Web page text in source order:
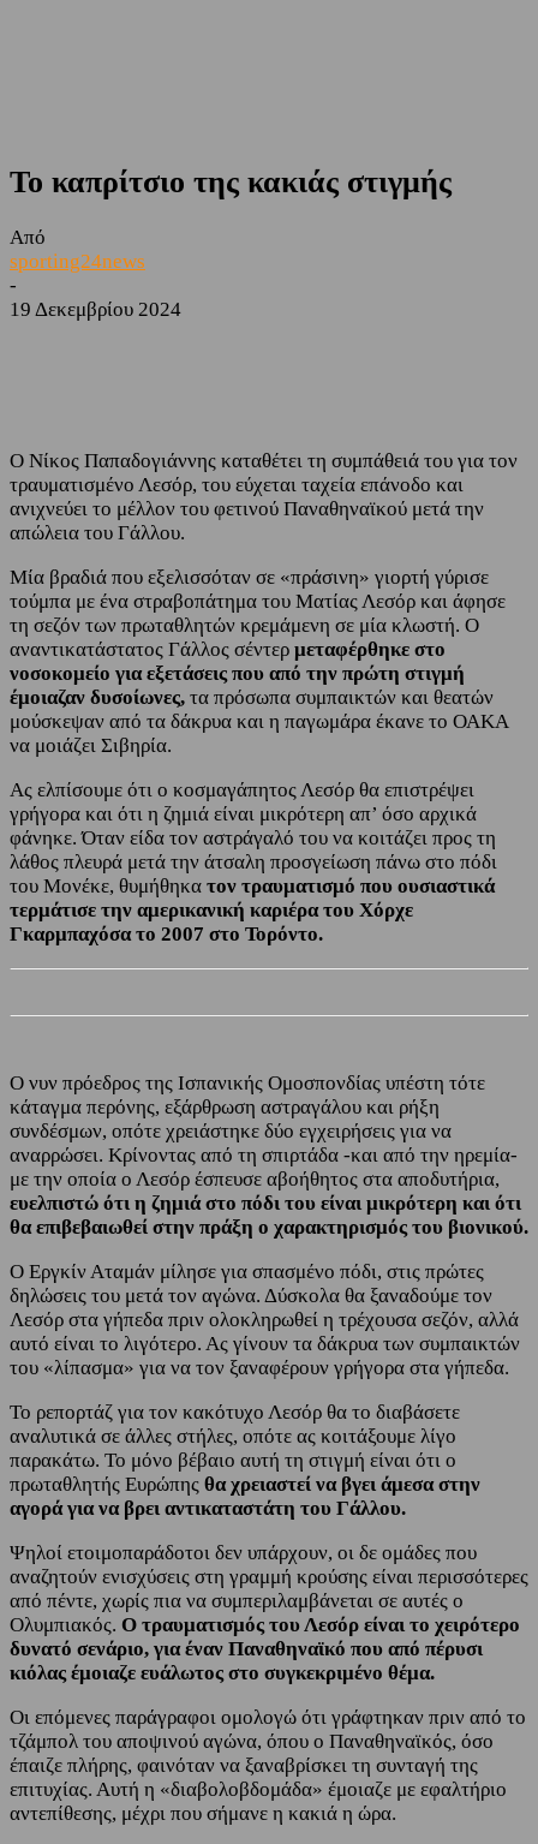
Το καπρίτσιο της κακιάς στιγμής
Από
sporting24news
-
19 Δεκεμβρίου 2024
Ο Νίκος Παπαδογιάννης καταθέτει τη συμπάθειά του για τον
τραυματισμένο Λεσόρ, του εύχεται ταχεία επάνοδο και
ανιχνεύει το μέλλον του φετινού Παναθηναϊκού μετά την
απώλεια του Γάλλου.
Μία βραδιά που εξελισσόταν σε «πράσινη» γιορτή γύρισε
τούμπα με ένα στραβοπάτημα του Ματίας Λεσόρ και άφησε
τη σεζόν των πρωταθλητών κρεμάμενη σε μία κλωστή. Ο
αναντικατάστατος Γάλλος σέντερ μεταφέρθηκε στο
νοσοκομείο για εξετάσεις που από την πρώτη στιγμή
έμοιαζαν δυσοίωνες, τα πρόσωπα συμπαικτών και θεατών
μούσκεψαν από τα δάκρυα και η παγωμάρα έκανε το ΟΑΚΑ
να μοιάζει Σιβηρία.
Ας ελπίσουμε ότι ο κοσμαγάπητος Λεσόρ θα επιστρέψει
γρήγορα και ότι η ζημιά είναι μικρότερη απ’ όσο αρχικά
φάνηκε. Όταν είδα τον αστράγαλό του να κοιτάζει προς τη
λάθος πλευρά μετά την άτσαλη προσγείωση πάνω στο πόδι
του Μονέκε, θυμήθηκα τον τραυματισμό που ουσιαστικά
τερμάτισε την αμερικανική καριέρα του Χόρχε
Γκαρμπαχόσα το 2007 στο Τορόντο.
Ο νυν πρόεδρος της Ισπανικής Ομοσπονδίας υπέστη τότε
κάταγμα περόνης, εξάρθρωση αστραγάλου και ρήξη
συνδέσμων, οπότε χρειάστηκε δύο εγχειρήσεις για να
αναρρώσει. Κρίνοντας από τη σπιρτάδα -και από την ηρεμία-
με την οποία ο Λεσόρ έσπευσε αβοήθητος στα αποδυτήρια,
ευελπιστώ ότι η ζημιά στο πόδι του είναι μικρότερη και ότι
θα επιβεβαιωθεί στην πράξη ο χαρακτηρισμός του βιονικού.
Ο Εργκίν Αταμάν μίλησε για σπασμένο πόδι, στις πρώτες
δηλώσεις του μετά τον αγώνα. Δύσκολα θα ξαναδούμε τον
Λεσόρ στα γήπεδα πριν ολοκληρωθεί η τρέχουσα σεζόν, αλλά
αυτό είναι το λιγότερο. Ας γίνουν τα δάκρυα των συμπαικτών
του «λίπασμα» για να τον ξαναφέρουν γρήγορα στα γήπεδα.
Το ρεπορτάζ για τον κακότυχο Λεσόρ θα το διαβάσετε
αναλυτικά σε άλλες στήλες, οπότε ας κοιτάξουμε λίγο
παρακάτω. Το μόνο βέβαιο αυτή τη στιγμή είναι ότι ο
πρωταθλητής Ευρώπης θα χρειαστεί να βγει άμεσα στην
αγορά για να βρει αντικαταστάτη του Γάλλου.
Ψηλοί ετοιμοπαράδοτοι δεν υπάρχουν, οι δε ομάδες που
αναζητούν ενισχύσεις στη γραμμή κρούσης είναι περισσότερες
από πέντε, χωρίς πια να συμπεριλαμβάνεται σε αυτές ο
Ολυμπιακός. Ο τραυματισμός του Λεσόρ είναι το χειρότερο
δυνατό σενάριο, για έναν Παναθηναϊκό που από πέρυσι
κιόλας έμοιαζε ευάλωτος στο συγκεκριμένο θέμα.
Οι επόμενες παράγραφοι ομολογώ ότι γράφτηκαν πριν από το
τζάμπολ του αποψινού αγώνα, όπου ο Παναθηναϊκός, όσο
έπαιζε πλήρης, φαινόταν να ξαναβρίσκει τη συνταγή της
επιτυχίας. Αυτή η «διαβολοβδομάδα» έμοιαζε με εφαλτήριο
αντεπίθεσης, μέχρι που σήμανε η κακιά η ώρα.